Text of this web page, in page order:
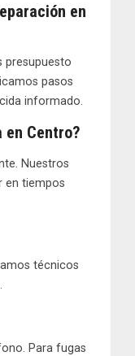
en
presupuesto
pasos
informado.
en Centro?
Nuestros
en tiempos
técnicos
Para fugas